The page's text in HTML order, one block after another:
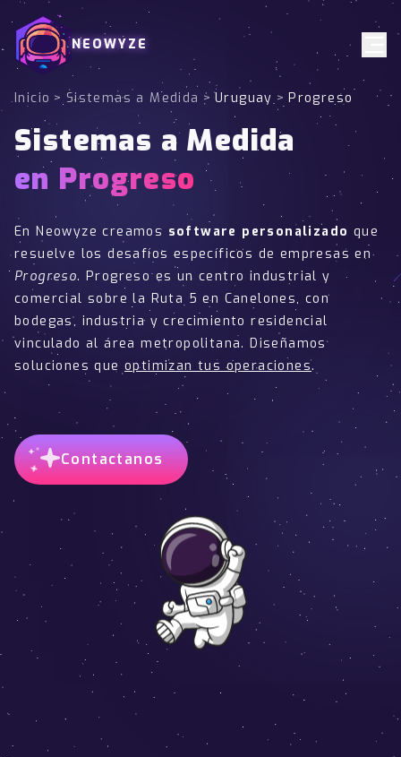
NEOWYZE
Inicio > Sistemas a Medida > Uruguay > Progreso
Sistemas a Medida
en Progreso
En Neowyze creamos software personalizado que
resuelve los desafíos específicos de empresas en
Progreso. Progreso es un centro industrial y
comercial sobre la Ruta 5 en Canelones, con
bodegas, industria y crecimiento residencial
vinculado al área metropolitana. Diseñamos
soluciones queoptimizan tus operaciones.
Contactanos